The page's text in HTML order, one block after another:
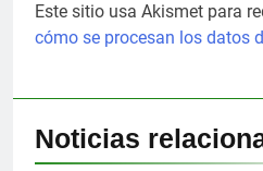
Este sitio usa Akismet para
cómo se procesan los datos
Noticias